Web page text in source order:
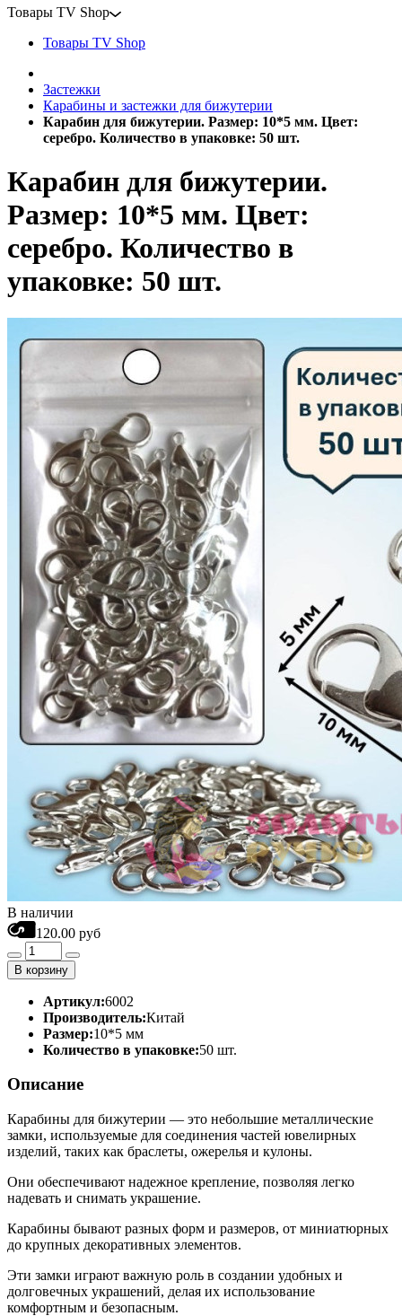
Товары TV Shop
Товары TV Shop
Застежки
Карабины и застежки для бижутерии
Карабин для бижутерии. Размер: 10*5 мм. Цвет:
серебро. Количество в упаковке: 50 шт.
Карабин для бижутерии.
Размер: 10*5 мм. Цвет:
серебро. Количество в
упаковке: 50 шт.
В наличии
120.00 руб
В корзину
Артикул:6002
Производитель:Китай
Размер:10*5 мм
Количество в упаковке:50 шт.
Описание
Карабины для бижутерии — это небольшие металлические
замки, используемые для соединения частей ювелирных
изделий, таких как браслеты, ожерелья и кулоны.
Они обеспечивают надежное крепление, позволяя легко
надевать и снимать украшение.
Карабины бывают разных форм и размеров, от миниатюрных
до крупных декоративных элементов.
Эти замки играют важную роль в создании удобных и
долговечных украшений, делая их использование
комфортным и безопасным.